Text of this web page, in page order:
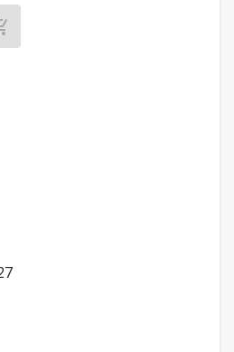
teoriasuuntaukset /